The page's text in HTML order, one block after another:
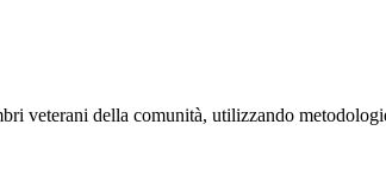
veterani della comunità, utilizzando